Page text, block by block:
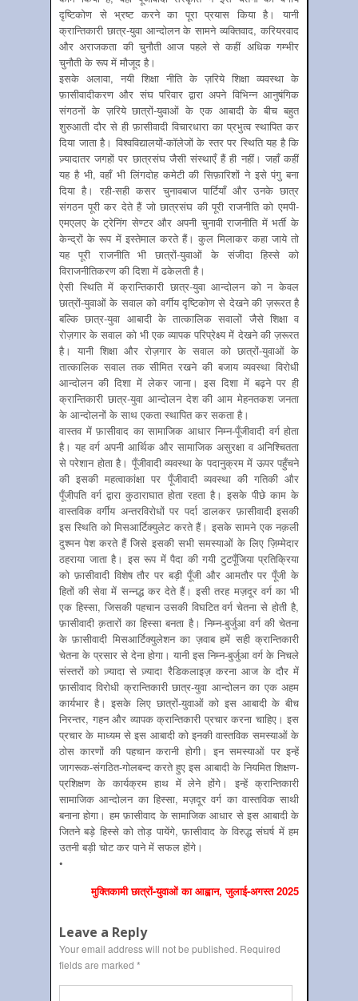
दृष्टिकोण से भ्रष्ट करने का पूरा प्रयास किया है। यानी
क्रान्तिकारी छात्र-युवा आन्दोलन के सामने व्यक्तिवाद, करियरवाद
और अराजकता की चुनौती आज पहले से कहीं अधिक गम्भीर
चुनौती के रूप में मौजूद है।
इसके अलावा, नयी शिक्षा नीति के ज़रिये शिक्षा व्यवस्था के
फ़ासीवादीकरण और संघ परिवार द्वारा अपने विभिन्न आनुषंगिक
संगठनों के ज़रिये छात्रों-युवाओं के एक आबादी के बीच बहुत
शुरुआती दौर से ही फ़ासीवादी विचारधारा का प्रभुत्व स्थापित कर
दिया जाता है। विश्वविद्यालयों-कॉलेजों के स्तर पर स्थिति यह है कि
ज़्यादातर जगहों पर छात्रसंघ जैसी संस्थाएँ हैं ही नहीं। जहाँ कहीं
यह है भी, वहाँ भी लिंगदोह कमेटी की सिफ़ारिशों ने इसे पंगु बना
दिया है। रही-सही कसर चुनावबाज पार्टियाँ और उनके छात्र
संगठन पूरी कर देते हैं जो छात्रसंघ की पूरी राजनीति को एमपी-
एमएलए के ट्रेनिंग सेण्टर और अपनी चुनावी राजनीति में भर्ती के
केन्द्रों के रूप में इस्तेमाल करते हैं। कुल मिलाकर कहा जाये तो
यह पूरी राजनीति भी छात्रों-युवाओं के संजीदा हिस्से को
विराजनीतिकरण की दिशा में ढकेलती है।
ऐसी स्थिति में क्रान्तिकारी छात्र-युवा आन्दोलन को न केवल
छात्रों-युवाओं के सवाल को वर्गीय दृष्टिकोण से देखने की ज़रूरत है
बल्कि छात्र-युवा आबादी के तात्कालिक सवालों जैसे शिक्षा व
रोज़गार के सवाल को भी एक व्यापक परिप्रेक्ष्य में देखने की ज़रूरत
है। यानी शिक्षा और रोज़गार के सवाल को छात्रों-युवाओं के
तात्कालिक सवाल तक सीमित रखने की बजाय व्यवस्था विरोधी
आन्दोलन की दिशा में लेकर जाना। इस दिशा में बढ़ने पर ही
क्रान्तिकारी छात्र-युवा आन्दोलन देश की आम मेहनतकश जनता
के आन्दोलनों के साथ एकता स्थापित कर सकता है।
वास्तव में फ़ासीवाद का सामाजिक आधार निम्न-पूँजीवादी वर्ग होता
है। यह वर्ग अपनी आर्थिक और सामाजिक असुरक्षा व अनिश्चितता
से परेशान होता है। पूँजीवादी व्यवस्था के पदानुक्रम में ऊपर पहुँचने
की इसकी महत्वाकांक्षा पर पूँजीवादी व्यवस्था की गतिकी और
पूँजीपति वर्ग द्वारा कुठाराघात होता रहता है। इसके पीछे काम के
वास्तविक वर्गीय अन्तरविरोधों पर पर्दा डालकर फ़ासीवादी इसकी
इस स्थिति को मिसआर्टिक्युलेट करते हैं। इसके सामने एक नक़ली
दुश्मन पेश करते हैं जिसे इसकी सभी समस्याओं के लिए ज़िम्मेदार
ठहराया जाता है। इस रूप में पैदा की गयी टुटपूँजिया प्रतिक्रिया
को फ़ासीवादी विशेष तौर पर बड़ी पूँजी और आमतौर पर पूँजी के
हितों की सेवा में सन्नद्ध कर देते हैं। इसी तरह मज़दूर वर्ग का भी
एक हिस्सा, जिसकी पहचान उसकी विघटित वर्ग चेतना से होती है,
फ़ासीवादी क़तारों का हिस्सा बनता है। निम्न-बुर्जुआ वर्ग की चेतना
के फ़ासीवादी मिसआर्टिक्युलेशन का ज़वाब हमें सही क्रान्तिकारी
चेतना के प्रसार से देना होगा। यानी इस निम्न-बुर्जुआ वर्ग के निचले
संस्तरों को ज़्यादा से ज़्यादा रैडिकलाइज़ करना आज के दौर में
फ़ासीवाद विरोधी क्रान्तिकारी छात्र-युवा आन्दोलन का एक अहम
कार्यभार है। इसके लिए छात्रों-युवाओं को इस आबादी के बीच
निरन्तर, गहन और व्यापक क्रान्तिकारी प्रचार करना चाहिए। इस
प्रचार के माध्यम से इस आबादी को इनकी वास्तविक समस्याओं के
ठोस कारणों की पहचान करानी होगी। इन समस्याओं पर इन्हें
जागरूक-संगठित-गोलबन्द करते हुए इस आबादी के नियमित शिक्षण-
प्रशिक्षण के कार्यक्रम हाथ में लेने होंगे। इन्हें क्रान्तिकारी
सामाजिक आन्दोलन का हिस्सा, मज़दूर वर्ग का वास्तविक साथी
बनाना होगा। हम फ़ासीवाद के सामाजिक आधार से इस आबादी के
जितने बड़े हिस्से को तोड़ पायेंगे, फ़ासीवाद के विरुद्ध संघर्ष में हम
उतनी बड़ी चोट कर पाने में सफल होंगे।
•
मुक्तिकामी छात्रों-युवाओं का आह्वान, जुलाई-अगस्त 2025
Leave a Reply
Your email address will not be published. Required
fields are marked *